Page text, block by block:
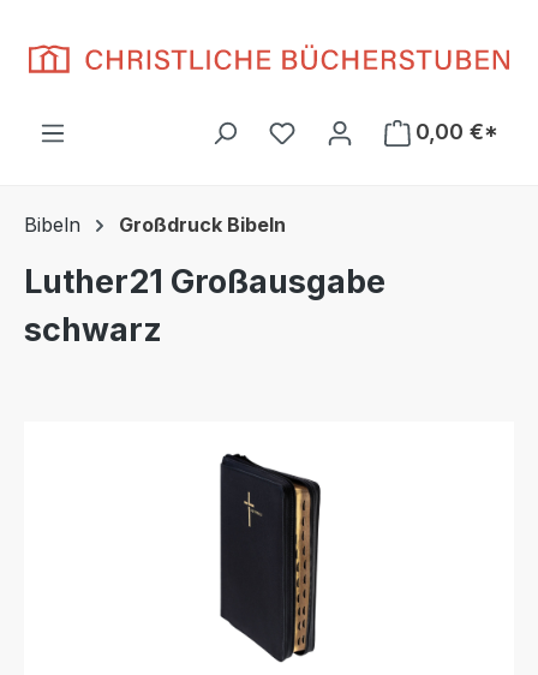
Du hast 0 Produkte auf
0,00 €*
Bibeln Großdruck Bibeln
Luther21 Großausgabe
schwarz